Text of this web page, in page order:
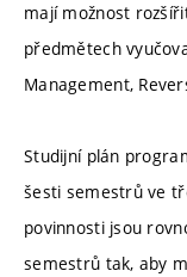
mají možnost
předmětech
Management,
Studijní plán
šesti semestrů ve
povinnosti jsou
semestrů tak, aby